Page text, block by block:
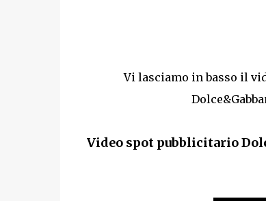
Vi lasciamo in basso il
Video spot pubblicitario